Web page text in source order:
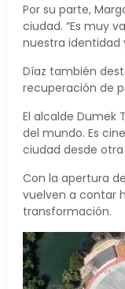
Por su parte,
ciudad. “Es muy
nuestra identidad
Díaz también
recuperación de
El alcalde Dumek
del mundo. Es
ciudad desde
Con la apertura
vuelven a contar
transformación.